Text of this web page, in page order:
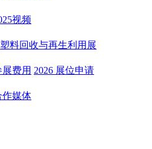
视频
塑料回收与再生利用展
展费用 2026 展位申请
作媒体